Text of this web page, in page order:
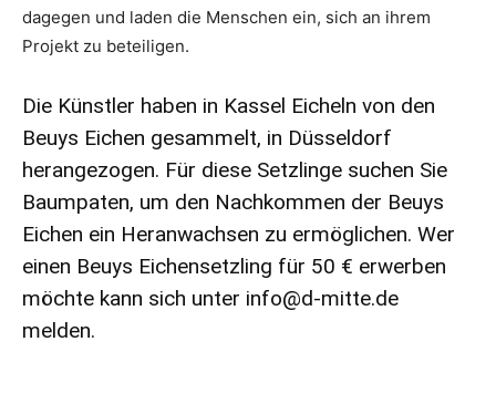
dagegen und laden die Menschen ein, sich an ihrem
Projekt zu beteiligen.
Die Künstler haben in Kassel Eicheln von den
Beuys Eichen gesammelt, in Düsseldorf
herangezogen. Für diese Setzlinge suchen Sie
Baumpaten, um den Nachkommen der Beuys
Eichen ein Heranwachsen zu ermöglichen. Wer
einen Beuys Eichensetzling für 50 € erwerben
möchte kann sich unter info@d-mitte.de
melden.